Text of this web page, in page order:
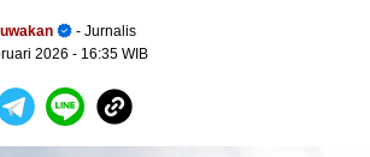
- Jurnalis
2026 - 16:35 WIB